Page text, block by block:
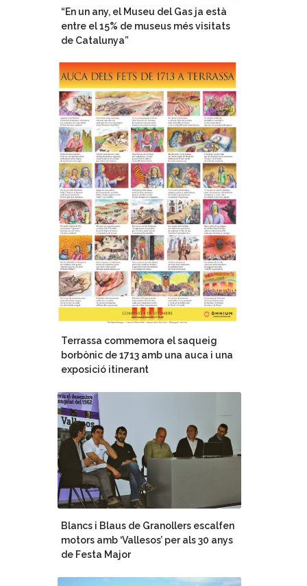
“En un any, el Museu del Gas ja està
entre el 15% de museus més visitats
de Catalunya”
Terrassa commemora el saqueig
borbònic de 1713 amb una auca i una
exposició itinerant
Blancs i Blaus de Granollers escalfen
motors amb ‘Vallesos’ per als 30 anys
de Festa Major